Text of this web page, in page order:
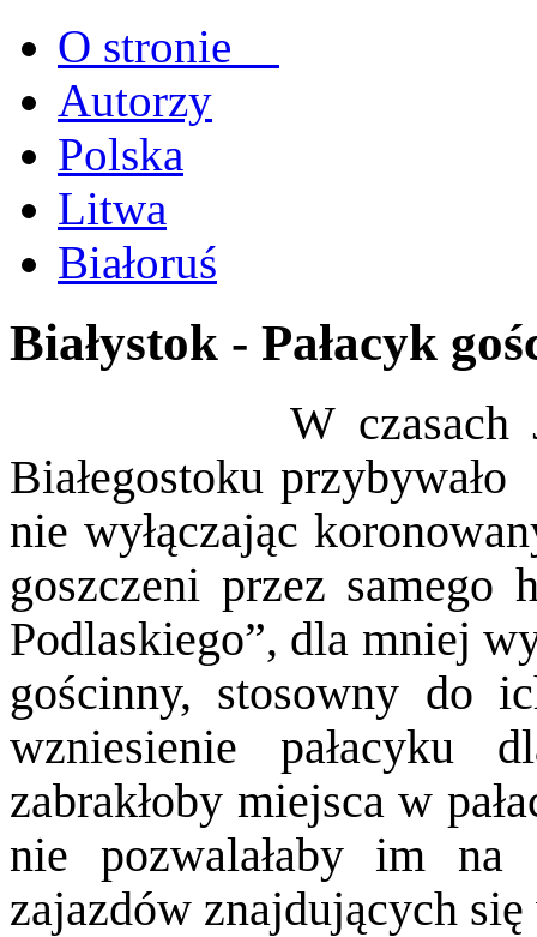
O stronie
Autorzy
Polska
Litwa
Białoruś
Białystok - Pałacyk
W czasach
Białegostoku
nie wyłączając
goszczeni przez samego
Podlaskiego”, dla mniej
gościnny, stosowny do
wzniesienie
zabrakłoby miejsca w
nie pozwalałaby im
zajazdów znajdujących